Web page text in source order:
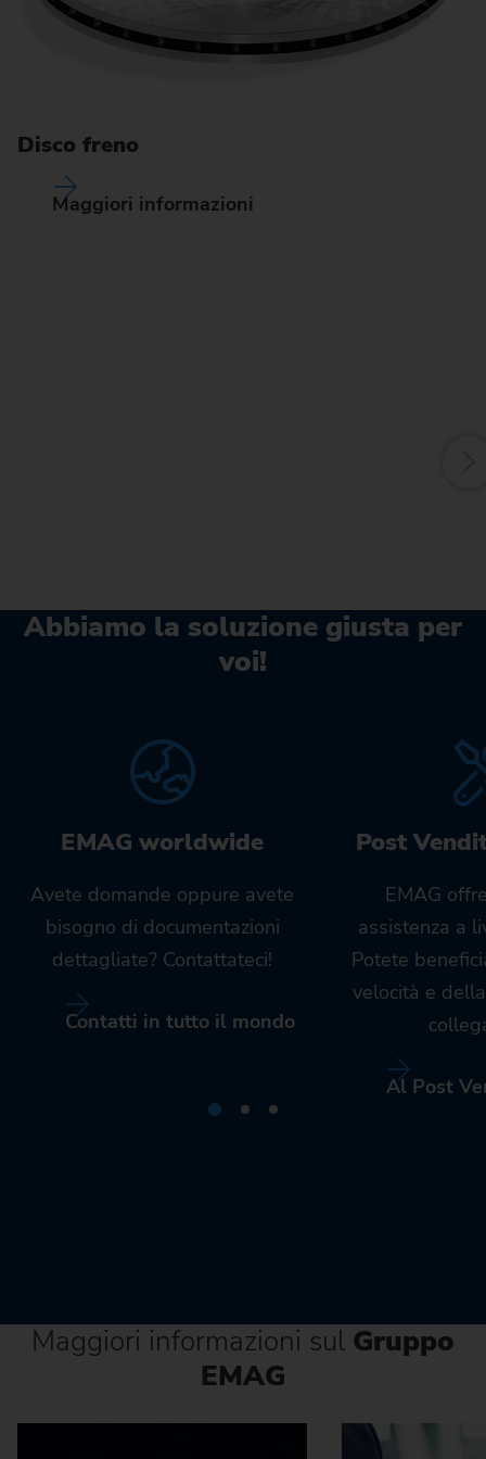
Disco freno
Maggiori informazioni
Abbiamo la soluzione giusta per
voi!
EMAG worldwide
Avete domande oppure avete
bisogno di documentazioni
dettagliate? Contattateci!
Contatti in tutto il mondo
Post
EMAG
assistenza a
Potete
velocità e
Al Post
Maggiori informazioni sul Gruppo
EMAG